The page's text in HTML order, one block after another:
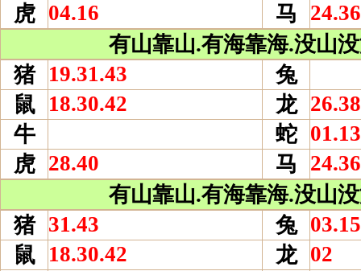
虎 04.16 马
有山靠山.有海靠海.没山
猪
19.31.43
兔
鼠
18.30.42 龙 26.38
牛
蛇
虎 28.40 马
有山靠山.有海靠海.没山
猪 31.43 兔
鼠
18.30.42 龙 02